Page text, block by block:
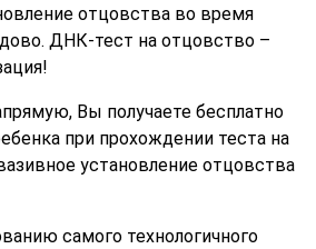
отцовства во время
ДНК-тест на отцовство –
Вы получаете бесплатно
при прохождении теста на
установление отцовства
самого технологичного